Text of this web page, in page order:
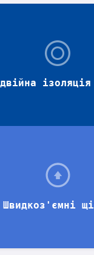
Швидкоз'ємні